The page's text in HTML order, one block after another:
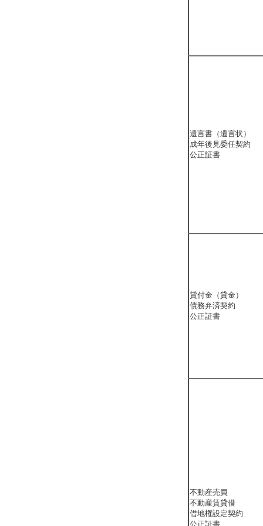
遺言書（遺言状）
成年後見委任契約
公正証書
貸付金（貸金）
債務弁済契約
公正証書
不動産売買
不動産賃貸借
借地権設定契約
公正証書